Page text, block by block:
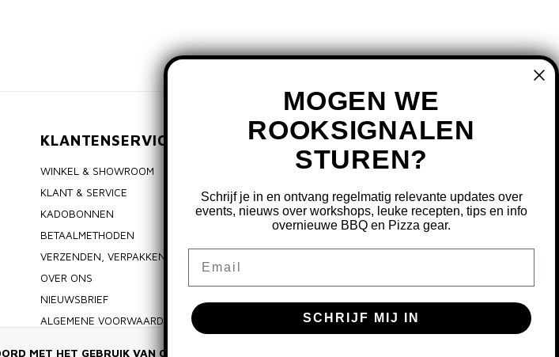
KLANTENSERVICE
WINKEL & SHOWROOM
KLANT & SERVICE
KADOBONNEN
BETAALMETHODEN
VERZENDEN, VERPAKKEN & RETOURNEREN
OVER ONS
NIEUWSBRIEF
ALGEMENE VOORWAARDEN
MIJN ACCOUNT
REGISTREREN
MIJN BESTELLINGEN
MIJN TICKETS
MIJN VERLANGLIJST
MET HET GEBRUIK VAN COOKIES OM ONZE WEBSITE TE VERBETEREN.
MOGEN WE
ROOKSIGNALEN
STUREN?
Schrijf je in en ontvang regelmatig relevante updates over
events, nieuws over workshops, leuke recepten, tips en info
overnieuwe BBQ en Pizza gear.
SCHRIJF MIJ IN